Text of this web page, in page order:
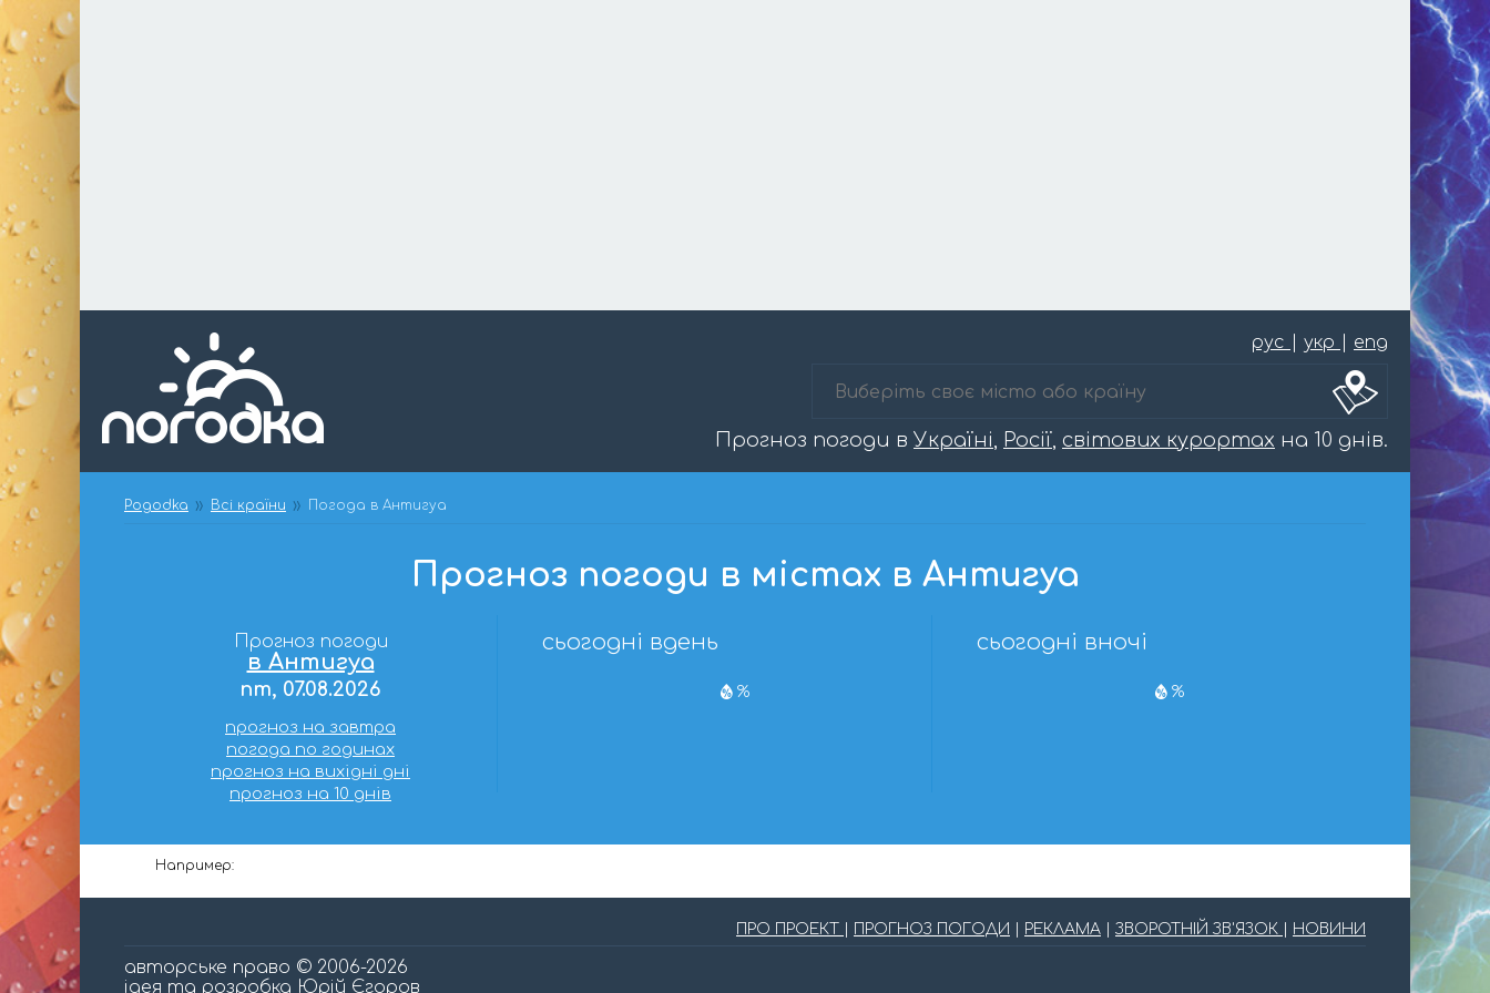
рус укр eng
Прогноз погоди в Україні, Росії, світових курортах на 10 днів.
Pogodka Всі країни Погода в Антигуа
Прогноз погоди в містах в Антигуа
Прогноз погоди
в Антигуа
пт, 07.08.2026
прогноз на завтра
погода по годинах
прогноз на вихідні дні
прогноз на 10 днів
сьогодні вдень
%
сьогодні вночі
%
Например:
ПРО ПРОЕКТ ПРОГНОЗ ПОГОДИ РЕКЛАМА ЗВОРОТНІЙ ЗВ'ЯЗОК НОВИНИ
авторське право © 2006-2026
ідея та розробка Юрій Єгоров